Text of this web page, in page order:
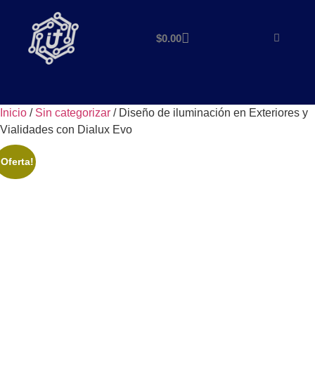
$0.00
Inicio / Sin categorizar / Diseño de iluminación en Exteriores y
Vialidades con Dialux Evo